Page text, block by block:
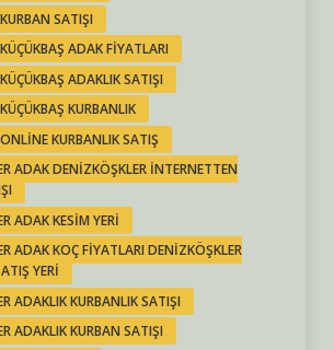
SATIŞI
ADAK FIYATLARI
ADAKLIK SATIŞI
KURBANLIK
KURBANLIK SATIŞ
ADAK DENIZKÖŞKLER INTERNETTEN
ADAK KESIM YERI
ADAK KOÇ FIYATLARI DENIZKÖŞKLER
YERI
ADAKLIK KURBANLIK SATIŞI
ADAKLIK KURBAN SATIŞI